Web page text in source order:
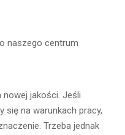
naszego centrum
nowej jakości. Jeśli
się na warunkach pracy,
Trzeba jednak